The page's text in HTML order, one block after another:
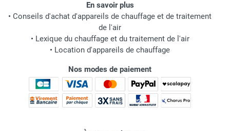
En savoir plus
• Conseils d'achat d'appareils de chauffage et de traitement
de l'air
• Lexique du chauffage et du traitement de l'air
• Location d'appareils de chauffage
Nos modes de paiement